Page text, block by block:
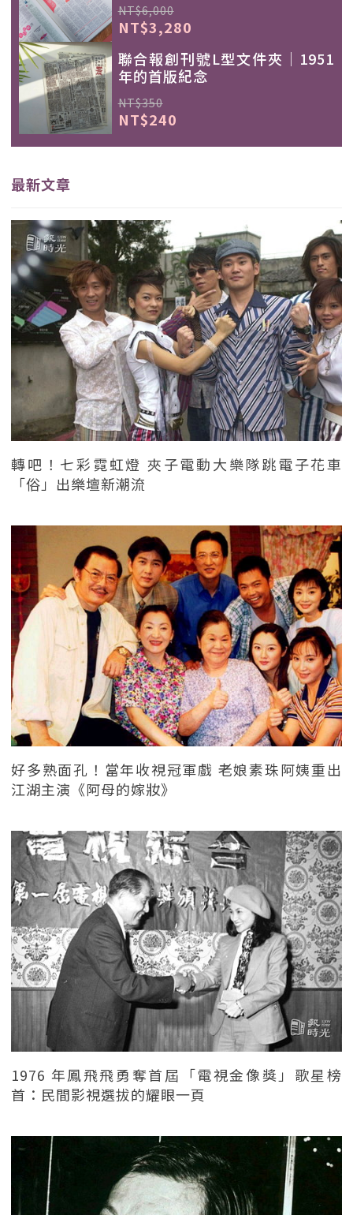
NT$6,000
NT$3,280
聯合報創刊號L型文件夾｜1951
年的首版紀念
NT$350
NT$240
最新文章
轉吧！七彩霓虹燈 夾子電動大樂隊跳電子花車
「俗」出樂壇新潮流
好多熟面孔！當年收視冠軍戲 老娘素珠阿姨重出
江湖主演《阿母的嫁妝》
1976 年鳳飛飛勇奪首屆「電視金像獎」歌星榜
首：民間影視選拔的耀眼一頁